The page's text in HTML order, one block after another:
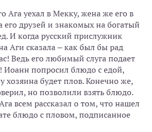
Ага уехал в Мекку, жена же его в
его друзей и знакомых на богатый
И когда русский прислужник
Аги сказала – как был бы рад
Ведь его любимый слуга подает
Иоанн попросил блюдо с едой,
хозяина будет плов. Конечно же,
но позволили взять блюдо.
всем рассказал о том, что нашел
блюдо с пловом, подписанное